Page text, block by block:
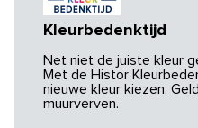
Kleurbedenktijd
Net niet de juiste kleur
Met de Histor
nieuwe kleur kiezen.
muurverven.